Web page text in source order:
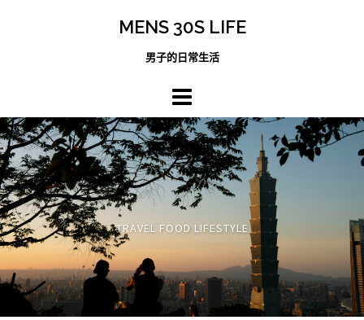
MENS 30S LIFE
男子的日常生活
TRAVEL FOOD LIFESTYLE